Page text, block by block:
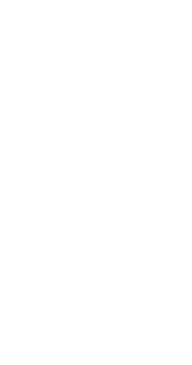
hétéves
akár két
és vajsav
sejtjeit táplálja és
a soványakétól.